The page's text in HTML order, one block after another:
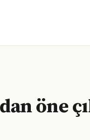
öne